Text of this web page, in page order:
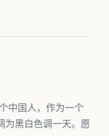
中国人，作为一个
为黑白色调一天。愿